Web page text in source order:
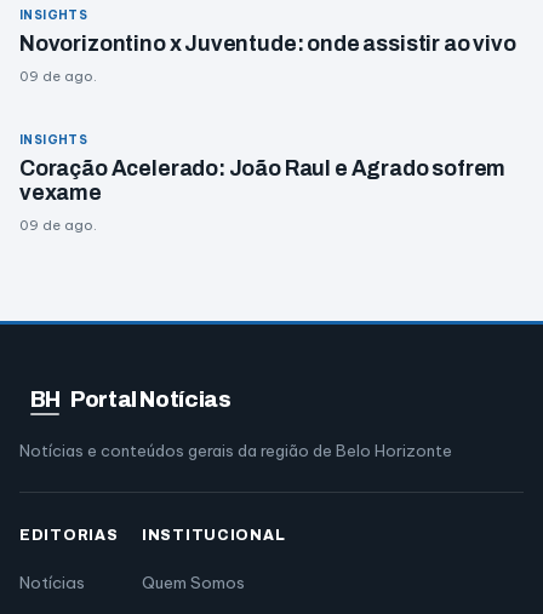
INSIGHTS
Novorizontino x Juventude: onde assistir ao vivo
09 de ago.
INSIGHTS
Coração Acelerado: João Raul e Agrado sofrem
vexame
09 de ago.
BH Portal Notícias
Notícias e conteúdos gerais da região de Belo Horizonte
EDITORIAS
Notícias
INSTITUCIONAL
Quem Somos